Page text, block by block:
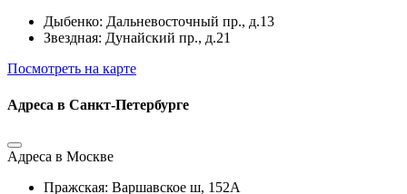
Дыбенко: Дальневосточный пр., д.13
Звездная: Дунайский пр., д.21
Посмотреть на карте
Адреса в Санкт-Петербурге
Адреса в Москве
Пражская: Варшавское ш, 152А